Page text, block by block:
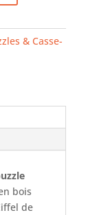
& Casse-
bois
de